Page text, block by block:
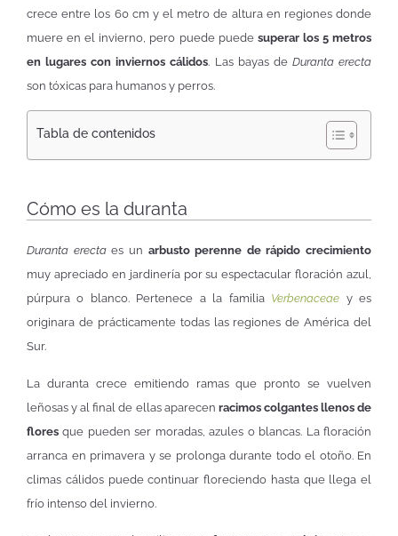
crece entre los 60 cm y el metro de altura en regiones donde
muere en el invierno, pero puede puedesuperar los 5 metros
en lugares con inviernos cálidos. Las bayas de Duranta erecta
son tóxicas para humanos y perros.
Tabla de contenidos
Cómo es la duranta
Duranta erectaes un arbusto perenne de rápido crecimiento
muy apreciado en jardinería por su espectacular floración azul,
púrpura o blanco. Pertenece a la familia Verbenaceae y es
originara de prácticamente todas las regiones de América del
Sur.
La duranta crece emitiendo ramas que pronto se vuelven
leñosas y al final de ellas aparecen racimos colgantes llenos de
floresque pueden ser moradas, azules o blancas. La floración
arranca en primavera y se prolonga durante todo el otoño. En
climas cálidos puede continuar floreciendo hasta que llega el
frío intenso del invierno.